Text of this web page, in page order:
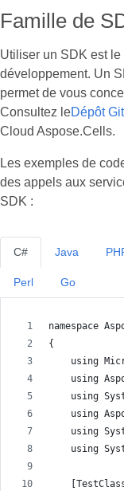
Famille de
Utiliser un SDK est
développement. Un
permet de vous
Consultez leDépôt
Cloud Aspose.Cells.
Les exemples de
des appels aux
SDK :
C#
namespace
{
using
using
using
using
using
using
Java
Perl Go